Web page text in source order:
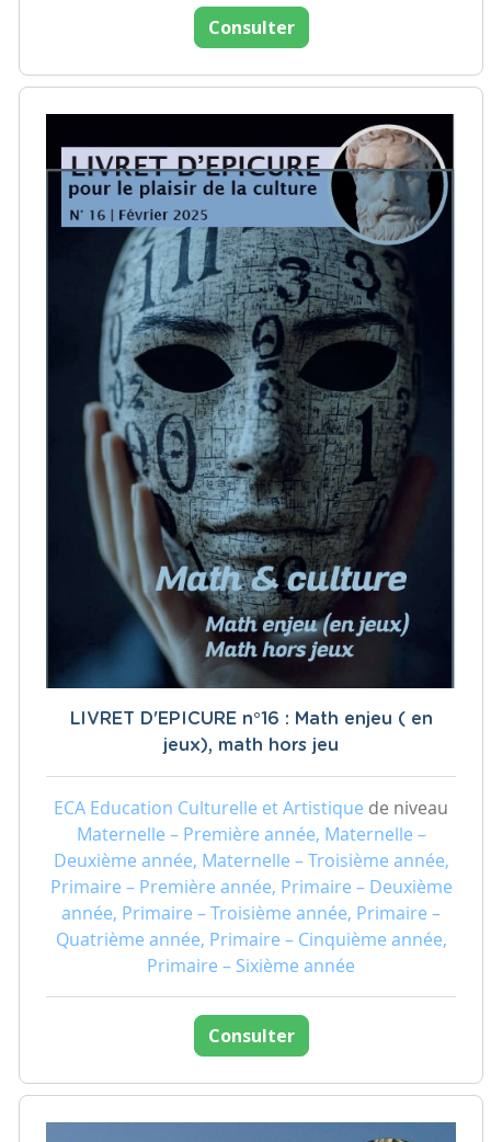
Consulter
LIVRET D'EPICURE n°16 : Math enjeu ( en
jeux), math hors jeu
ECA Education Culturelle et Artistique de niveau
Maternelle – Première année, Maternelle –
Deuxième année, Maternelle – Troisième année,
Primaire – Première année, Primaire – Deuxième
année, Primaire – Troisième année, Primaire –
Quatrième année, Primaire – Cinquième année,
Primaire – Sixième année
Consulter